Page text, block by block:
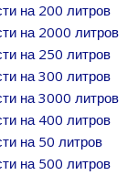
на 200 литров
на 2000 литров
на 250 литров
на 300 литров
на 3000 литров
на 400 литров
на 50 литров
на 500 литров